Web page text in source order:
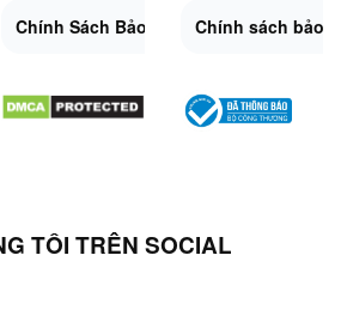
Hệ Quy Định Chung Sitemap.XML
Chính Sách Bảo Mật Đổi trả và hoàn
Chính sách bảo
TÔI TRÊN SOCIAL